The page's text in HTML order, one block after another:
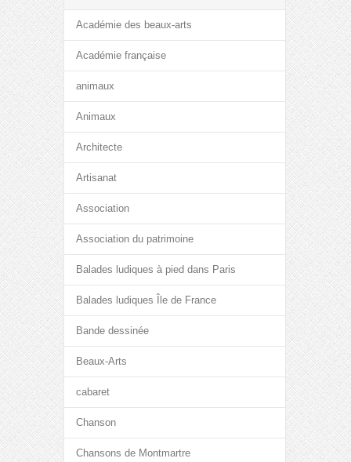
Académie des beaux-arts
Académie française
animaux
Animaux
Architecte
Artisanat
Association
Association du patrimoine
Balades ludiques à pied dans Paris
Balades ludiques Île de France
Bande dessinée
Beaux-Arts
cabaret
Chanson
Chansons de Montmartre